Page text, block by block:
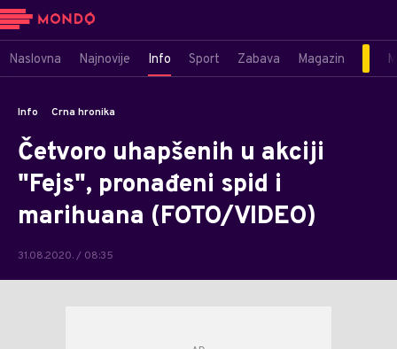
Naslovna Najnovije Info Sport Zabava Magazin
Info Crna hronika
Četvoro uhapšenih u akciji
"Fejs", pronađeni spid i
marihuana (FOTO/VIDEO)
31.08.2020. / 08:35